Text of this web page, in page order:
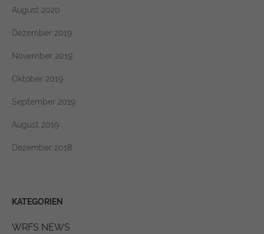
August 2020
Dezember 2019
November 2019
Oktober 2019
September 2019
August 2019
Dezember 2018
KATEGORIEN
WRFS NEWS